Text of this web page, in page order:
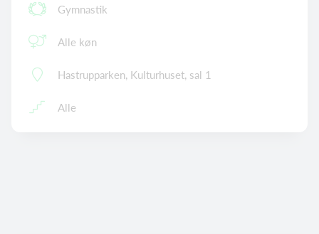
Gymnastik
Alle køn
Hastrupparken, Kulturhuset, sal 1
Alle